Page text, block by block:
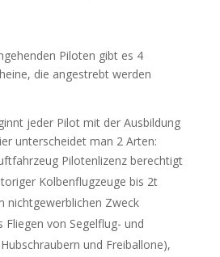
Piloten gibt es 4
die angestrebt werden
jeder Pilot mit der Ausbildung
unterscheidet man 2 Arten:
Pilotenlizenz berechtigt
Kolbenflugzeuge bis 2t
nichtgewerblichen Zweck
Fliegen von Segelflug- und
und Freiballone),